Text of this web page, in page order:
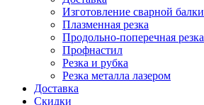
Изготовление сварной балки
Плазменная резка
Продольно-поперечная резка
Профнастил
Резка и рубка
Резка металла лазером
Доставка
Скидки